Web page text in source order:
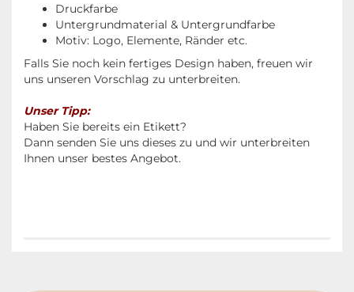
Druckfarbe
Untergrundmaterial & Untergrundfarbe
Motiv: Logo, Elemente, Ränder etc.
Falls Sie noch kein fertiges Design haben, freuen wir
uns unseren Vorschlag zu unterbreiten.
Unser Tipp:
Haben Sie bereits ein Etikett?
Dann senden Sie uns dieses zu und wir unterbreiten
Ihnen unser bestes Angebot.